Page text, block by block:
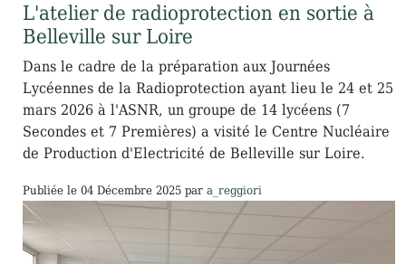
L'atelier de radioprotection en sortie à
Belleville sur Loire
Dans le cadre de la préparation aux Journées
Lycéennes de la Radioprotection ayant lieu le 24 et 25
mars 2026 à l'ASNR, un groupe de 14 lycéens (7
Secondes et 7 Premières) a visité le Centre Nucléaire
de Production d'Electricité de Belleville sur Loire.
Publiée le 04 Décembre 2025 par a_reggiori